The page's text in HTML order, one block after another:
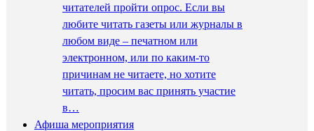
читателей пройти опрос. Если вы
любите читать газеты или журналы в
любом виде – печатном или
электронном, или по каким-то
причинам не читаете, но хотите
читать, просим вас принять участие
в…
Афиша мероприятия